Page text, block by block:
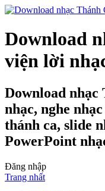
Download
viện lời
Download nhạc
nhạc, nghe
thánh ca, slide
PowerPoint
Đăng nhập
Trang nhất